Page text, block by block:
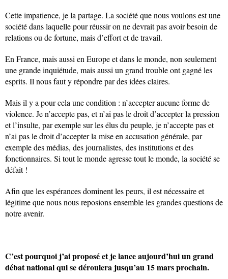
Cette impatience, je la partage. La société que nous voulons est une
société dans laquelle pour réussir on ne devrait pas avoir besoin de
relations ou de fortune, mais d’effort et de travail.
En France, mais aussi en Europe et dans le monde, non seulement
une grande inquiétude, mais aussi un grand trouble ont gagné les
esprits. Il nous faut y répondre par des idées claires.
Mais il y a pour cela une condition : n’accepter aucune forme de
violence. Je n’accepte pas, et n’ai pas le droit d’accepter la pression
et l’insulte, par exemple sur les élus du peuple, je n’accepte pas et
n’ai pas le droit d’accepter la mise en accusation générale, par
exemple des médias, des journalistes, des institutions et des
fonctionnaires. Si tout le monde agresse tout le monde, la société se
défait !
Afin que les espérances dominent les peurs, il est nécessaire et
légitime que nous nous reposions ensemble les grandes questions de
notre avenir.
C’est pourquoi j’ai proposé et je lance aujourd’hui un grand
débat national qui se déroulera jusqu’au 15 mars prochain.